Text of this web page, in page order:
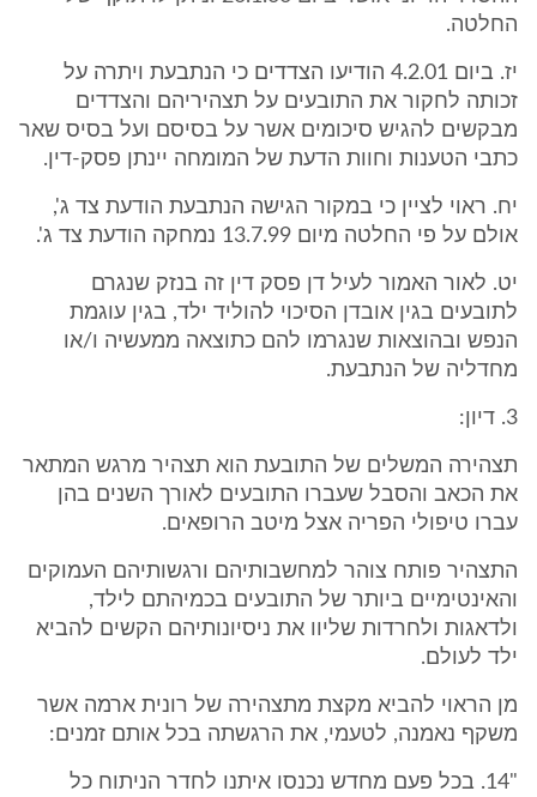
החלטה.
יז. ביום 4.2.01 הודיעו הצדדים כי הנתבעת ויתרה על
זכותה לחקור את התובעים על תצהיריהם והצדדים
מבקשים להגיש סיכומים אשר על בסיסם ועל בסיס שאר
כתבי הטענות וחוות הדעת של המומחה יינתן פסק-דין.
יח. ראוי לציין כי במקור הגישה הנתבעת הודעת צד ג',
אולם על פי החלטה מיום 13.7.99 נמחקה הודעת צד ג'.
יט. לאור האמור לעיל דן פסק דין זה בנזק שנגרם
לתובעים בגין אובדן הסיכוי להוליד ילד, בגין עוגמת
הנפש ובהוצאות שנגרמו להם כתוצאה ממעשיה ו/או
מחדליה של הנתבעת.
3. דיון:
תצהירה המשלים של התובעת הוא תצהיר מרגש המתאר
את הכאב והסבל שעברו התובעים לאורך השנים בהן
עברו טיפולי הפריה אצל מיטב הרופאים.
התצהיר פותח צוהר למחשבותיהם ורגשותיהם העמוקים
והאינטימיים ביותר של התובעים בכמיהתם לילד,
ולדאגות ולחרדות שליוו את ניסיונותיהם הקשים להביא
ילד לעולם.
מן הראוי להביא מקצת מתצהירה של רונית ארמה אשר
משקף נאמנה, לטעמי, את הרגשתה בכל אותם זמנים:
"14. בכל פעם מחדש נכנסו איתנו לחדר הניתוח כל